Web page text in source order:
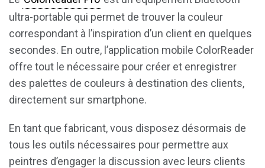
ultra-portable qui permet de trouver la couleur
correspondant à l’inspiration d’un client en quelques
secondes. En outre, l’application mobile ColorReader
offre tout le nécessaire pour créer et enregistrer
des palettes de couleurs à destination des clients,
directement sur smartphone.
En tant que fabricant, vous disposez désormais de
tous les outils nécessaires pour permettre aux
peintres d’engager la discussion avec leurs clients